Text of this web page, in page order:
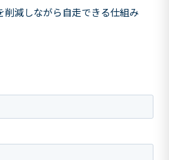
削減しながら自走できる仕組み